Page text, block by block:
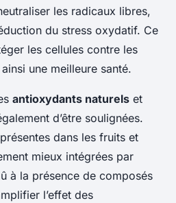
les radicaux libres,
du stress oxydatif. Ce
les cellules contre les
une meilleure santé.
antioxydants naturels et
d’être soulignées.
dans les fruits et
mieux intégrées par
à la présence de composés
l’effet des